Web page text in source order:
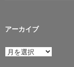
アーカイブ
ア